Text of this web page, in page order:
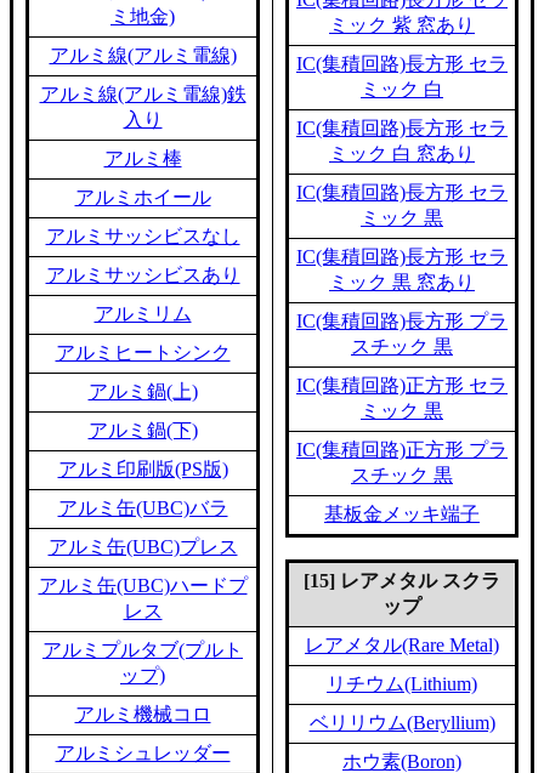
ミ地金)
アルミ線(アルミ電線)
アルミ線(アルミ電線)鉄
入り
アルミ棒
アルミホイール
アルミサッシビスなし
アルミサッシビスあり
アルミリム
アルミヒートシンク
アルミ鍋(上)
アルミ鍋(下)
アルミ印刷版(PS版)
アルミ缶(UBC)バラ
アルミ缶(UBC)プレス
アルミ缶(UBC)ハードプ
レス
アルミプルタブ(プルト
ップ)
アルミ機械コロ
アルミシュレッダー
ミック 紫 窓あり
IC(集積回路)長方形 セラ
ミック 白
IC(集積回路)長方形 セラ
ミック 白 窓あり
IC(集積回路)長方形 セラ
ミック 黒
IC(集積回路)長方形 セラ
ミック 黒 窓あり
IC(集積回路)長方形 プラ
スチック 黒
IC(集積回路)正方形 セラ
ミック 黒
IC(集積回路)正方形 プラ
スチック 黒
基板金メッキ端子
[15] レアメタル スクラ
ップ
レアメタル(Rare Metal)
リチウム(Lithium)
ベリリウム(Beryllium)
ホウ素(Boron)